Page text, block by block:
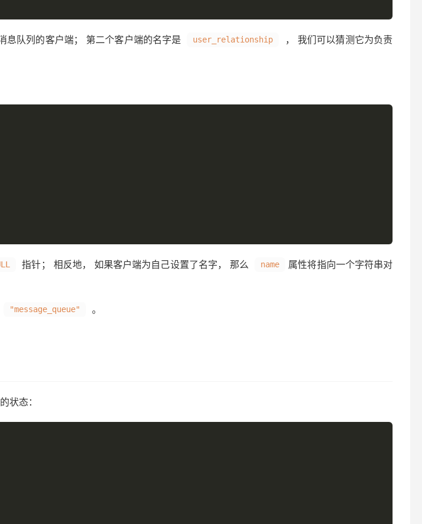
息队列的客户端； 第二个客户端的名字是 user_relationship
， 我们可以猜测它为负责
指针； 相反地， 如果客户端为自己设置了名字， 那么 name
属性将指向一个字符串对
"message_queue" 。
状态：